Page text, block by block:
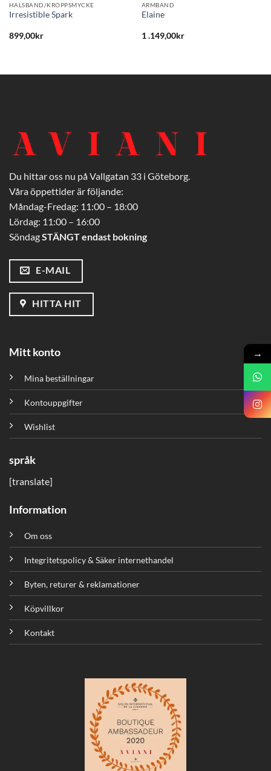
HALSBAND/KROPPSMYCKE
Irresistible Spark
899,00kr
ARMBAND
Elaine
1 .149,00kr
Du hittar oss nu på Vallgatan 33 i Göteborg.
Våra öppettider är följande:
Måndag-Fredag: 11:00 – 18:00
Lördag: 11:00 – 16:00
SöndagSTÄNGT endast bokning
E-MAIL
HITTA HIT
Mitt konto
Mina beställningar
Kontouppgifter
Wishlist
språk
[translate]
Information
Om oss
Integritetspolicy & Säker internethandel
Byten, returer & reklamationer
Köpvillkor
Kontakt
→